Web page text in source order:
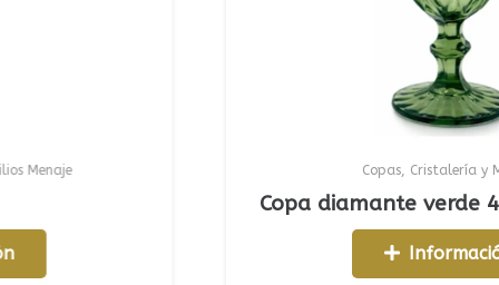
Cristalería y Menaje
Copa diamante verde 46 cl
Información